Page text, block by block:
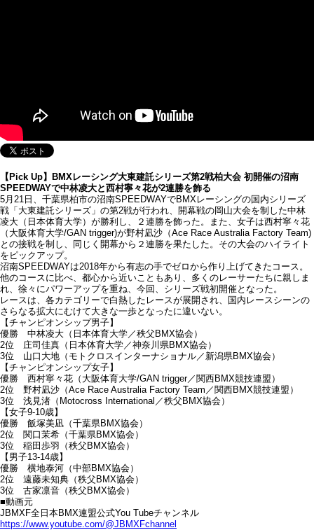
【Pick Up】BMXレーシング大東建託シリーズ第2戦柏大会 初開催の沼南
SPEEDWAYで中林凌大と西村寧々花が2連勝を飾る
5月21日、千葉県柏市の沼南SPEEDWAYでBMXレーシングの国内シリーズ
戦「大東建託シリーズ」の第2戦が行われ、開幕戦の岡山大会を制した中林
凌大（日本体育大学）が勝利し、２連勝を飾った。また、女子は西村寧々花
（大阪体育大学/GAN trigger)が野村凪沙（Ace Race Australia Factory Team)
との接戦を制し、同じく開幕から２連勝を果たした。その大会のハイライト
をピックアップ。
沼南SPEEDWAYは2018年から有志の手でゼロから作り上げてきたコース。
他のコースに比べ、都心から近いこともあり、多くのレーサーたちに親しま
れ、徐々にパワーアップを重ね、今回、シリーズ戦初開催となった。
レースは、各カテゴリーで白熱したレースが展開され、国内レースシーンの
さらなる拡大にむけて大きな一歩となったに違いない。
【チャンピオンシップ男子】
優勝 中林凌大（日本体育大学／秩父BMX協会）
2位 庄司佳真（日本体育大学／神奈川県BMX協会）
3位 山口大地（モトクロスインターナショナル／新潟県BMX協会）
【チャンピオンシップ女子】
優勝 西村寧々花（大阪体育大学/GAN trigger／関西BMX競技連盟）
2位 野村凪沙（Ace Race Australia Factory Team／関西BMX競技連盟）
3位 浅見渚（Motocross International／秩父BMX協会）
【女子9-10歳】
優勝 飯塚美凪（千葉県BMX協会）
2位 関口茉希（千葉県BMX協会）
3位 稲田歩羽（秩父BMX協会）
【男子13-14歳】
優勝 横地泰河（中部BMX協会）
2位 遠藤未知典（秩父BMX協会）
3位 古家凛音（秩父BMX協会）
■動画元
JBMXF全日本BMX連盟公式You Tubeチャンネル
https://www.youtube.com/@JBMXFchannel